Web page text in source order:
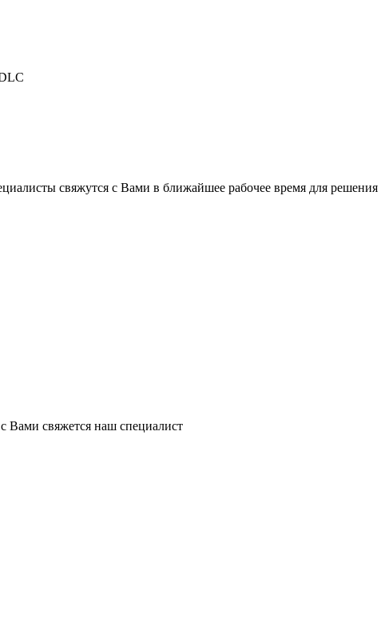
свяжутся с Вами в ближайшее рабочее время для
Вами свяжется наш специалист